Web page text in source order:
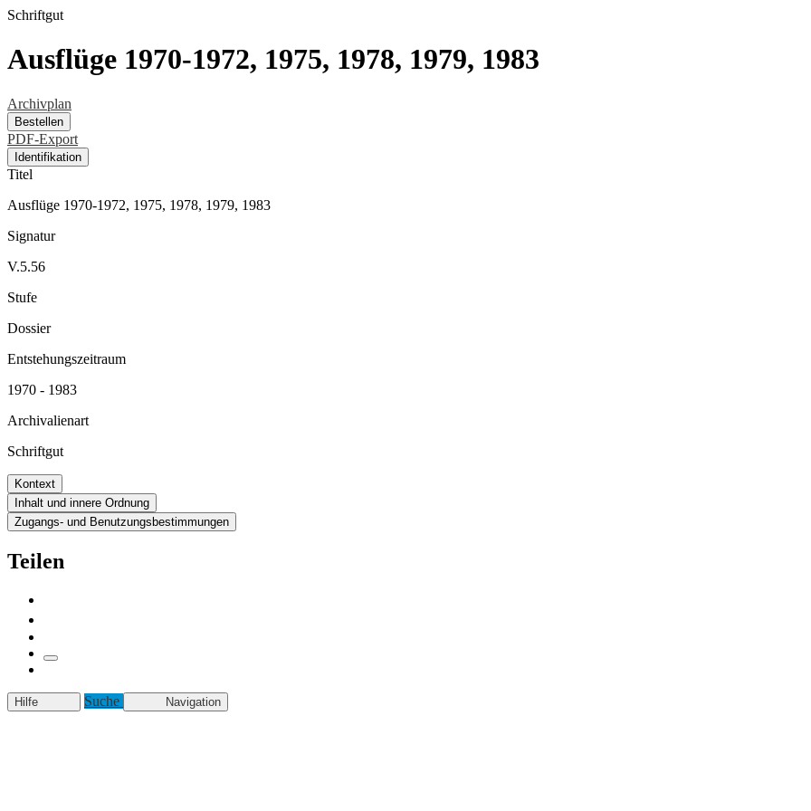
Schriftgut
Ausflüge 1970-1972, 1975, 1978, 1979, 1983
Archivplan
Bestellen
PDF-Export
Identifikation
Titel
Ausflüge 1970-1972, 1975, 1978, 1979, 1983
Signatur
V.5.56
Stufe
Dossier
Entstehungszeitraum
1970 - 1983
Archivalienart
Schriftgut
Kontext
Inhalt und innere Ordnung
Zugangs- und Benutzungsbestimmungen
Teilen
Hilfe Suche Navigation